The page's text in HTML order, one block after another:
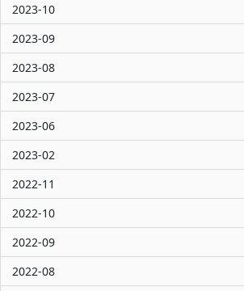
2023-10
2023-09
2023-08
2023-07
2023-06
2023-02
2022-11
2022-10
2022-09
2022-08